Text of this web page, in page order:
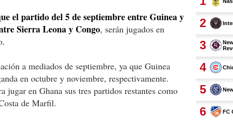
el partido del 5 de septiembre entre Guinea y
Sierra Leona y Congo, serán jugados en
a mediados de septiembre, ya que Guinea
en octubre y noviembre, respectivamente.
jugar en Ghana sus tres partidos restantes como
de Marfil.